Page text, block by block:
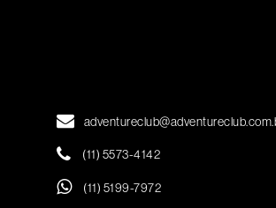
(11) 5573-4142
(11) 5199-7972